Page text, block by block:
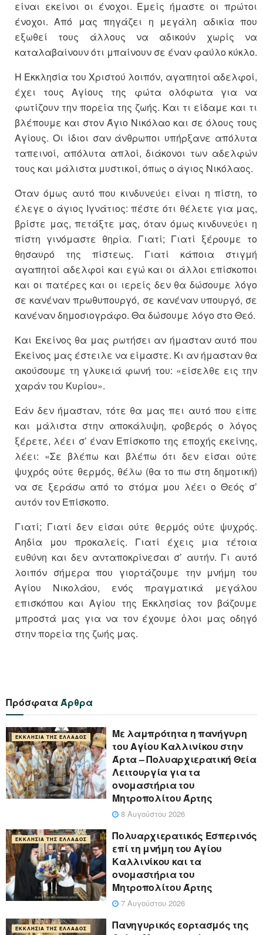
είναι εκείνοι οι ένοχοι. Εμείς ήμαστε οι πρώτοι
ένοχοι. Από μας πηγάζει η μεγάλη αδικία που
εξωθεί τους άλλους να αδικούν χωρίς να
καταλαβαίνουν ότι μπαίνουν σε έναν φαύλο κύκλο.
Η Εκκλησία του Χριστού λοιπόν, αγαπητοί αδελφοί,
έχει τους Αγίους της φώτα ολόφωτα για να
φωτίζουν την πορεία της ζωής. Και τι είδαμε και τι
βλέπουμε και στον Άγιο Νικόλαο και σε όλους τους
Αγίους. Οι ίδιοι σαν άνθρωποι υπήρξανε απόλυτα
ταπεινοί, απόλυτα απλοί, διάκονοι των αδελφών
τους και μάλιστα μυστικοί, όπως ο άγιος Νικόλαος.
Όταν όμως αυτό που κινδυνεύει είναι η πίστη, το
έλεγε ο άγιος Ιγνάτιος: πέστε ότι θέλετε για μας,
βρίστε μας, πετάξτε μας, όταν όμως κινδυνεύει η
πίστη γινόμαστε θηρία. Γιατί; Γιατί ξέρουμε το
θησαυρό της πίστεως. Γιατί κάποια στιγμή
αγαπητοί αδελφοί και εγώ και οι άλλοι επίσκοποι
και οι πατέρες και οι ιερείς δεν θα δώσουμε λόγο
σε κανέναν πρωθυπουργό, σε κανέναν υπουργό, σε
κανέναν δημοσιογράφο. Θα δώσουμε λόγο στο Θεό.
Και Εκείνος θα μας ρωτήσει αν ήμασταν αυτό που
Εκείνος μας έστειλε να είμαστε. Κι αν ήμασταν θα
ακούσουμε τη γλυκειά φωνή του: «είσελθε εις την
χαράν του Κυρίου».
Εάν δεν ήμασταν, τότε θα μας πει αυτό που είπε
και μάλιστα στην αποκάλυψη, φοβερός ο λόγος
ξέρετε, λέει σ’ έναν Επίσκοπο της εποχής εκείνης,
λέει: «Σε βλέπω και βλέπω ότι δεν είσαι ούτε
ψυχρός ούτε θερμός, θέλω (θα το πω στη δημοτική)
να σε ξεράσω από το στόμα μου λέει ο Θεός σ’
αυτόν τον Επίσκοπο.
Γιατί; Γιατί δεν είσαι ούτε θερμός ούτε ψυχρός.
Αηδία μου προκαλείς. Γιατί έχεις μια τέτοια
ευθύνη και δεν ανταποκρίνεσαι σ’ αυτήν. Γι αυτό
λοιπόν σήμερα που γιορτάζουμε την μνήμη του
Αγίου Νικολάου, ενός πραγματικά μεγάλου
επισκόπου και Αγίου της Εκκλησίας τον βάζουμε
μπροστά μας για να τον έχουμε ὀλοι μας οδηγό
στην πορεία της ζωής μας.
ΠρόσφαταΆρθρα
ΕΚΚΛΗΣΊΑ ΤΗΣ ΕΛΛΆΔΟΣ
Με λαμπρότητα η πανήγυρη
του Αγίου Καλλινίκου στην
Άρτα – Πολυαρχιερατική Θεία
Λειτουργία για τα
ονομαστήρια του
Μητροπολίτου Άρτης
8 Αυγούστου 2026
ΕΚΚΛΗΣΊΑ ΤΗΣ ΕΛΛΆΔΟΣ
Πολυαρχιερατικός Εσπερινός
επί τη μνήμη του Αγίου
Καλλινίκου και τα
ονομαστήρια του
Μητροπολίτου Άρτης
7 Αυγούστου 2026
ΕΚΚΛΗΣΊΑ ΤΗΣ ΕΛΛΆΔΟΣ
Πανηγυρικός εορτασμός της